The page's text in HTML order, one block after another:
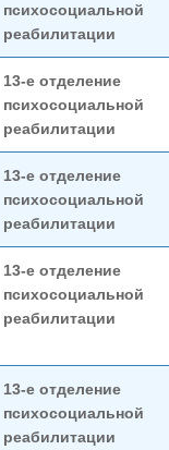
психосоциальной
реабилитации
13-е отделение
психосоциальной
реабилитации
13-е отделение
психосоциальной
реабилитации
13-е отделение
психосоциальной
реабилитации
13-е отделение
психосоциальной
реабилитации